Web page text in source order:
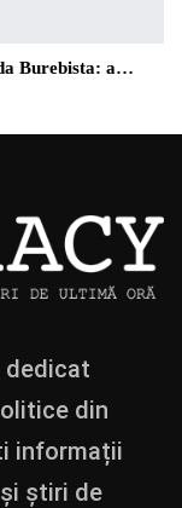
Burebista: a…
dedicat
din
informații
știri de